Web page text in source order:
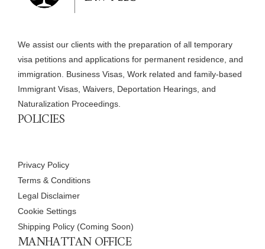
We assist our clients with the preparation of all temporary
visa petitions and applications for permanent residence, and
immigration. Business Visas, Work related and family-based
Immigrant Visas, Waivers, Deportation Hearings, and
Naturalization Proceedings.
POLICIES
Privacy Policy
Terms & Conditions
Legal Disclaimer
Cookie Settings
Shipping Policy (Coming Soon)
MANHATTAN OFFICE